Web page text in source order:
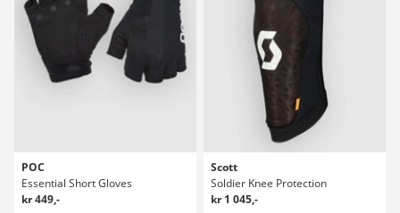
POC
Essential Short Gloves
kr 449,-
Scott
Soldier Knee Protection
kr 1 045,-